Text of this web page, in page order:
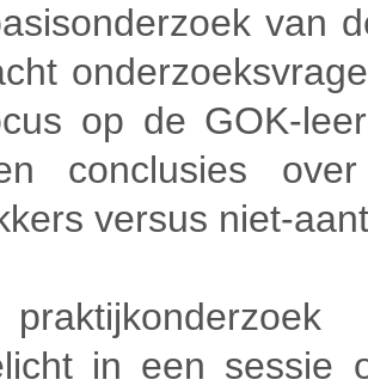
van
op de GOK-
conclusies
versus niet-
in een sessie